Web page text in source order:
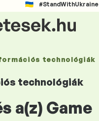
#StandWithUkraine
technológiák
technológiák
a(z) Game